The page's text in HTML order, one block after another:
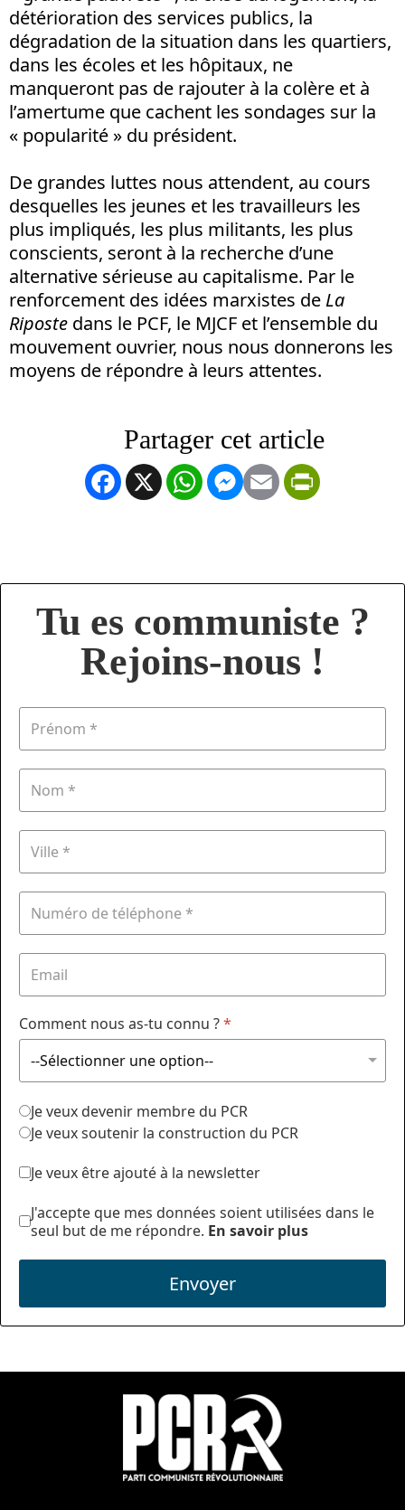
détérioration des services publics, la
dégradation de la situation dans les quartiers,
dans les écoles et les hôpitaux, ne
manqueront pas de rajouter à la colère et à
l’amertume que cachent les sondages sur la
« popularité » du président.
De grandes luttes nous attendent, au cours
desquelles les jeunes et les travailleurs les
plus impliqués, les plus militants, les plus
conscients, seront à la recherche d’une
alternative sérieuse au capitalisme. Par le
renforcement des idées marxistes de La
Riposte dans le PCF, le MJCF et l’ensemble du
mouvement ouvrier, nous nous donnerons les
moyens de répondre à leurs attentes.
Facebook
X WhatsApp
Messenger
Email
Tu es communiste ?
Rejoins-nous !
Comment nous as-tu connu ?*
Je veux devenir membre du PCR
Je veux soutenir la construction du PCR
Je veux être ajouté à la newsletter
J'accepte que mes données soient utilisées dans le
seul but de me répondre. En savoir plus
Envoyer